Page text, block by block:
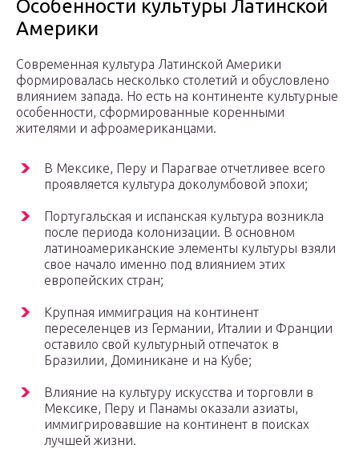
Особенности культуры Латинской
Америки
Современная культура Латинской Америки
формировалась несколько столетий и обусловлено
влиянием запада. Но есть на континенте культурные
особенности, сформированные коренными
жителями и афроамериканцами.
В Мексике, Перу и Парагвае отчетливее всего
проявляется культура доколумбовой эпохи;
Португальская и испанская культура возникла
после периода колонизации. В основном
латиноамериканские элементы культуры взяли
свое начало именно под влиянием этих
европейских стран;
Крупная иммиграция на континент
переселенцев из Германии, Италии и Франции
оставило свой культурный отпечаток в
Бразилии, Доминикане и на Кубе;
Влияние на культуру искусства и торговли в
Мексике, Перу и Панамы оказали азиаты,
иммигрировавшие на континент в поисках
лучшей жизни.